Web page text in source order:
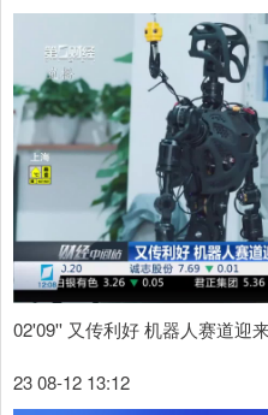
02'09'' 又传利好 机器人赛道迎
23 08-12 13:12